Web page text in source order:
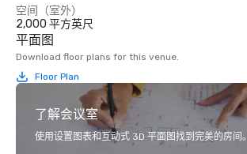
空间（室外）
2,000 平方英尺
平面图
Download floor plans for this venue.
Floor Plan
了解会议室
使用设置图表和互动式 3D 平面图找到完美的房间。